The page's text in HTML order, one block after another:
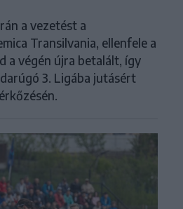
a vezetést a
Transilvania, ellenfele a
a végén újra betalált, így
3. Ligába jutásért